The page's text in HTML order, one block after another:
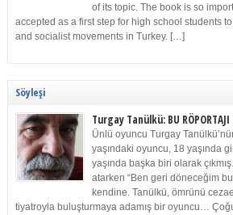
of its topic. The book is so
accepted as a first step for high school students
and socialist movements in Turkey. […]
Söyleşi
Turgay Tanülkü: BU
Ünlü oyuncu Turgay
yaşındaki oyuncu, 18 yaşında
yaşında başka biri olarak
atarken “Ben geri döneceğim
kendine. Tanülkü, ömrünü
tiyatroyla buluşturmaya adamış bir oyuncu…